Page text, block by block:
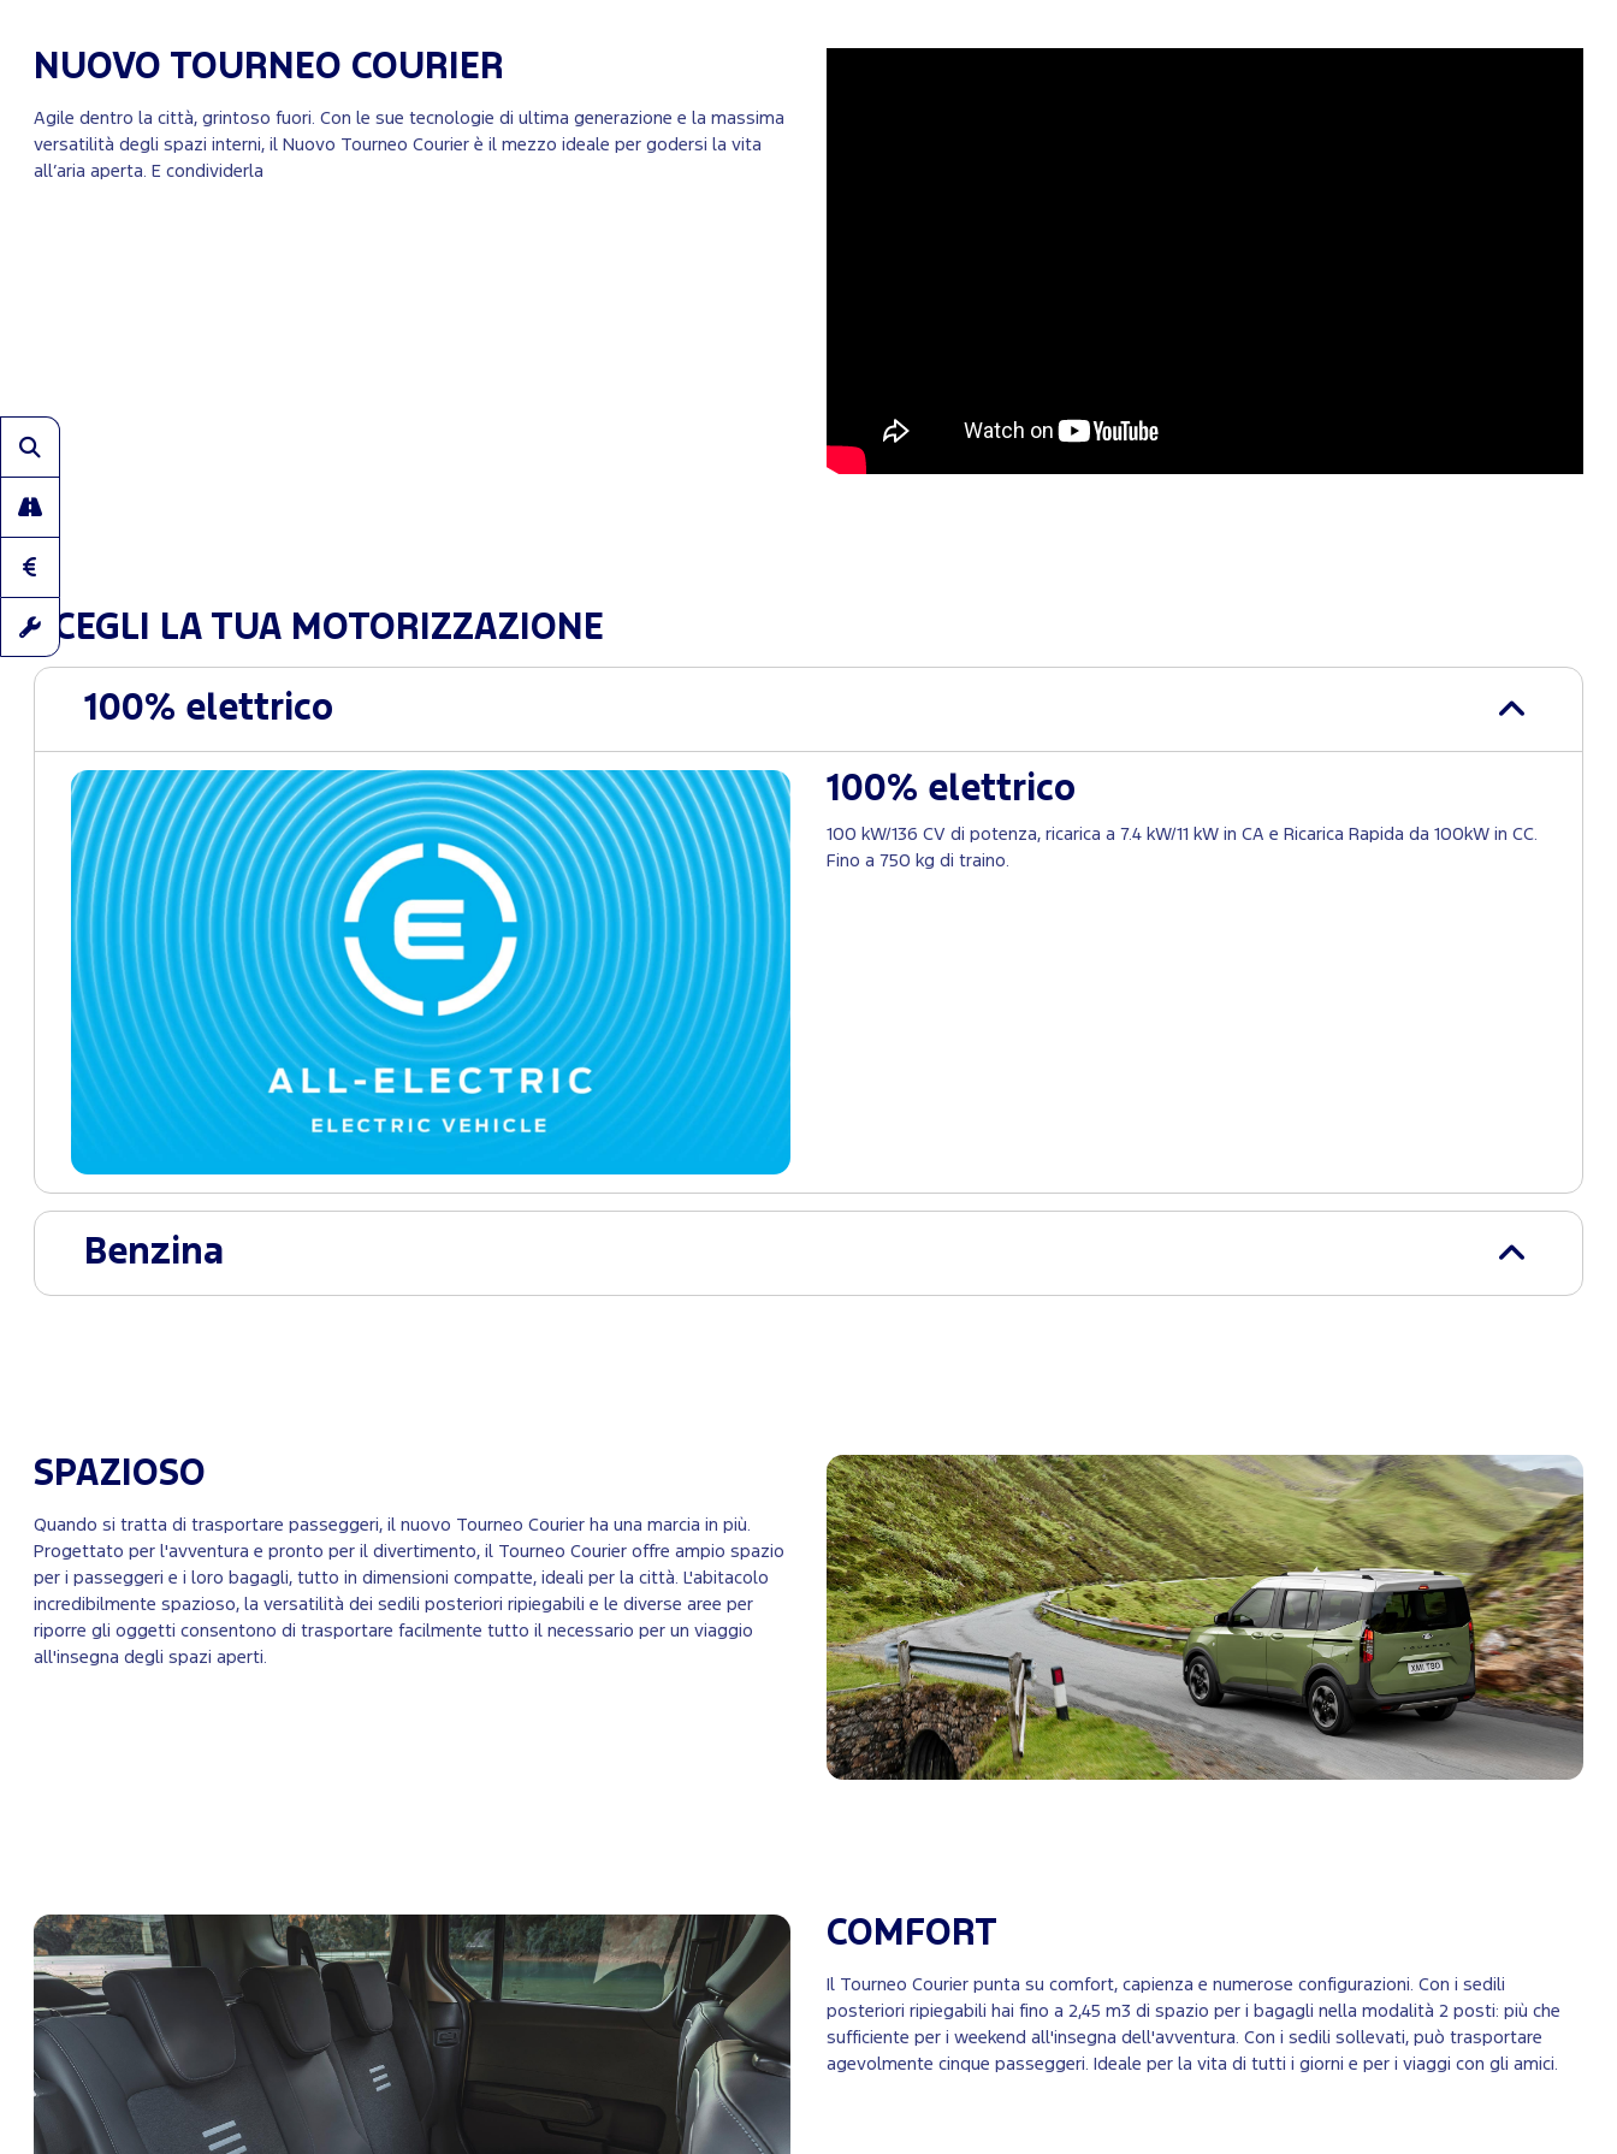
NUOVO TOURNEO COURIER
Agile dentro la città, grintoso fuori. Con le sue tecnologie di ultima generazione e la massima
versatilità degli spazi interni, il Nuovo Tourneo Courier è il mezzo ideale per godersi la vita
all’aria aperta. E condividerla
SCEGLI LA TUA MOTORIZZAZIONE
100% elettrico
100% elettrico
100 kW/136 CV di potenza, ricarica a 7.4 kW/11 kW in CA e Ricarica Rapida da 100kW in CC.
Fino a 750 kg di traino.
Benzina
SPAZIOSO
Quando si tratta di trasportare passeggeri, il nuovo Tourneo Courier ha una marcia in più.
Progettato per l'avventura e pronto per il divertimento, il Tourneo Courier offre ampio spazio
per i passeggeri e i loro bagagli, tutto in dimensioni compatte, ideali per la città. L'abitacolo
incredibilmente spazioso, la versatilità dei sedili posteriori ripiegabili e le diverse aree per
riporre gli oggetti consentono di trasportare facilmente tutto il necessario per un viaggio
all'insegna degli spazi aperti.
COMFORT
Il Tourneo Courier punta su comfort, capienza e numerose configurazioni. Con i sedili
posteriori ripiegabili hai fino a 2,45 m3 di spazio per i bagagli nella modalità 2 posti: più che
sufficiente per i weekend all'insegna dell'avventura. Con i sedili sollevati, può trasportare
agevolmente cinque passeggeri. Ideale per la vita di tutti i giorni e per i viaggi con gli amici.